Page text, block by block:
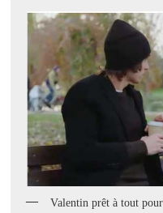
Valentin prêt à tout